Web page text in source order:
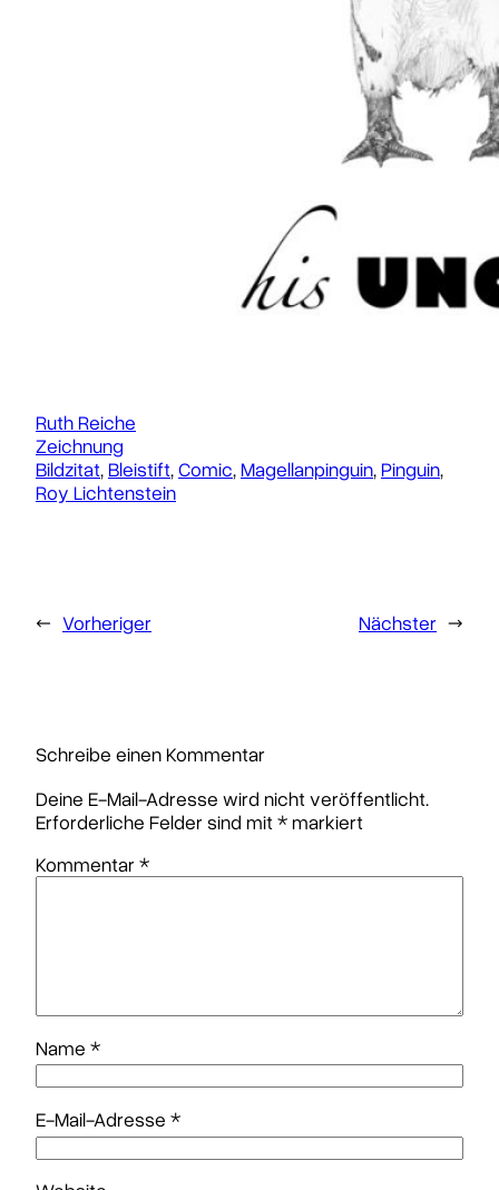
Ruth Reiche
Zeichnung
Bildzitat, Bleistift, Comic, Magellanpinguin, Pinguin
Roy Lichtenstein
← Vorheriger Nächster →
Schreibe einen Kommentar
Deine E-Mail-Adresse wird nicht veröffentlicht.
Erforderliche Felder sind mit* markiert
Kommentar*
Name *
E-Mail-Adresse *